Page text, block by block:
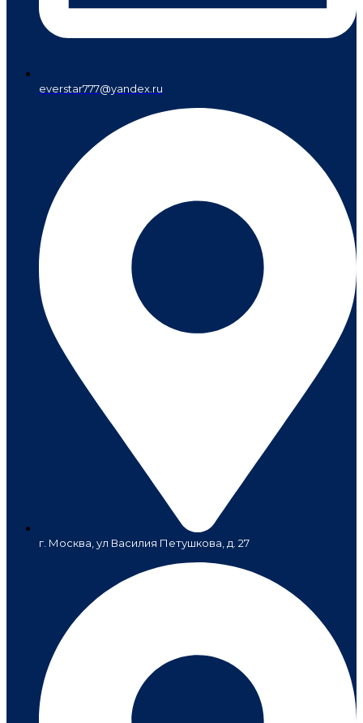
everstar777@yandex.ru
г. Москва, ул Василия Петушкова, д. 27